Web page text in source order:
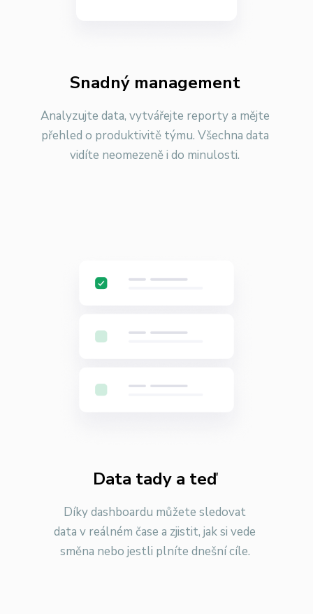
Snadný management
Analyzujte data, vytvářejte reporty a mějte
přehled o produktivitě týmu. Všechna data
vidíte neomezeně i do minulosti.
Data tady a teď
Díky dashboardu můžete sledovat
data v reálném čase a zjistit, jak si vede
směna nebo jestli plníte dnešní cíle.